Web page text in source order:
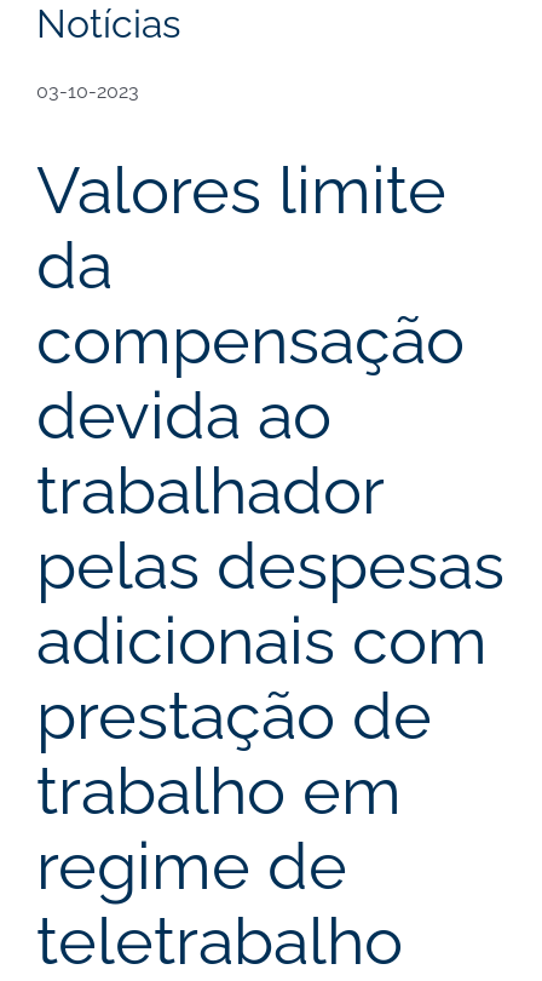
Notícias
03-10-2023
Valores limite
da
compensação
devida ao
trabalhador
pelas despesas
adicionais com
prestação de
trabalho em
regime de
teletrabalho